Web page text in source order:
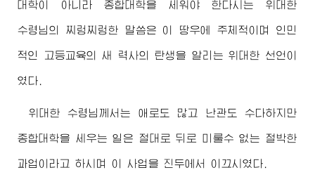
대학이 아니라 종합대학을 세워야 한다시는 위대한
수령님 의 찌렁찌렁한 말씀은 이 땅우에 주체적이며 인민
적인 고등교육의 새 력사의 탄생을 알리는 위대한 선언이
였다.
위대한 수령님 께서는 애로도 많고 난관도 수다하지만
종합대학을 세우는 일은 절대로 뒤로 미룰수 없는 절박한
과업이라고 하시며 이 사업을 진두에서 이끄시였다.